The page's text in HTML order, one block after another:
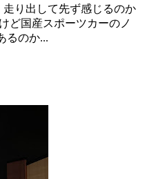
り出して先ず感じるのか
ど国産スポーツカーのノ
るのか...